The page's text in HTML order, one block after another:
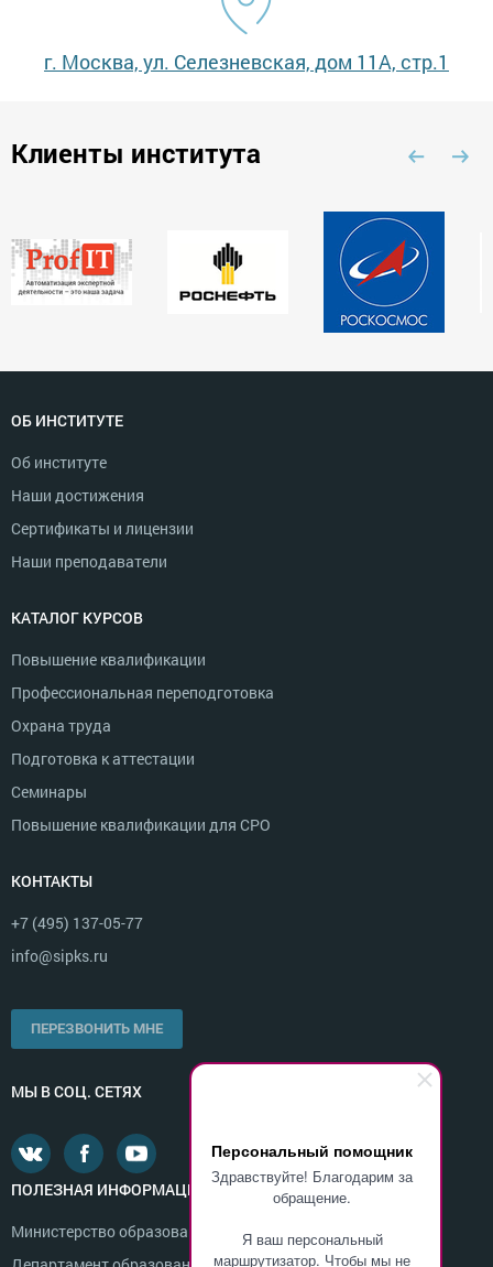
Персональный помощник
Здравствуйте! Благодарим за
обращение.
Я ваш персональный
маршрутизатор. Чтобы мы не
г. Москва, ул. Селезневская, дом 11А, стр.1
Клиенты института
ОБ ИНСТИТУТЕ
Об институте
Наши достижения
Сертификаты и лицензии
Наши преподаватели
КАТАЛОГ КУРСОВ
Повышение квалификации
Профессиональная переподготовка
Охрана труда
Подготовка к аттестации
Семинары
Повышение квалификации для СРО
КОНТАКТЫ
+7 (495) 137-05-77
info@sipks.ru
ПЕРЕЗВОНИТЬ МНЕ
МЫ В СОЦ. СЕТЯХ
ПОЛЕЗНАЯ ИНФОРМАЦИЯ
Министерство образования и науки России